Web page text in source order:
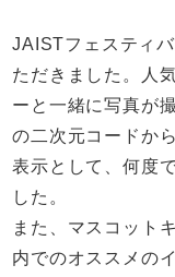
JAISTフェスティ
ただきました。人
ーと一緒に写真が
の二次元コードか
表示として、何度
した。
また、マスコット
内でのオススメの